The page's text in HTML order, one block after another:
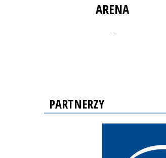
ARENA
, ,
PARTNERZY